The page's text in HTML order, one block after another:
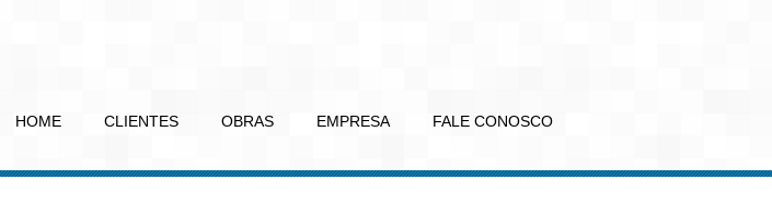
HOME CLIENTES OBRAS EMPRESA FALE CONOSCO